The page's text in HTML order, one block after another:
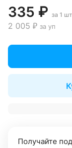
335 ₽ за 1 шт
2 005 ₽ за уп
Получайте